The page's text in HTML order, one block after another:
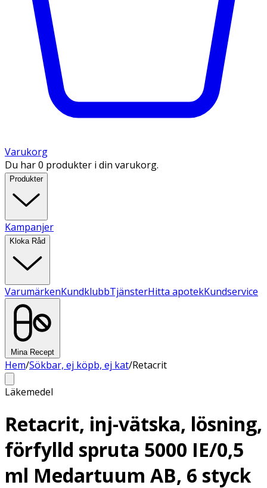
Varukorg
Du har 0 produkter i din varukorg.
Produkter
Kampanjer
Kloka Råd
VarumärkenKundklubbTjänsterHitta apotekKundservice
Mina Recept
Hem/Sökbar, ej köpb, ej kat/Retacrit
Läkemedel
Retacrit, inj-vätska, lösning,
förfylld spruta 5000 IE/0,5
ml Medartuum AB, 6 styck